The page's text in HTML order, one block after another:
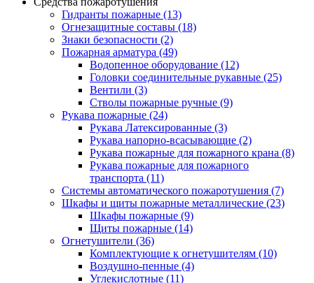
Гидранты пожарные (13)
Огнезащитные составы (18)
Знаки безопасности (2)
Пожарная арматура (49)
Водопенное оборудование (12)
Головки соединительные рукавные (25)
Вентили (3)
Стволы пожарные ручные (9)
Рукава пожарные (24)
Рукава Латексированные (3)
Рукава напорно-всасывающие (2)
Рукава пожарные для пожарного крана (8)
Рукава пожарные для пожарного
транспорта (11)
Системы автоматического пожаротушения (7)
Шкафы и щиты пожарные металлические (23)
Шкафы пожарные (9)
Щиты пожарные (14)
Огнетушители (36)
Комплектующие к огнетушителям (10)
Воздушно-пенные (4)
Углекислотные (11)